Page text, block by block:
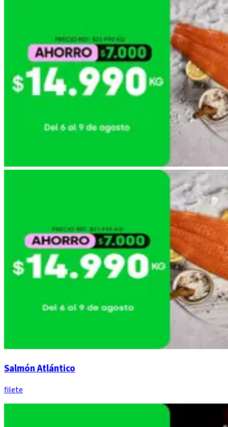
Salmón Atlántico
filete